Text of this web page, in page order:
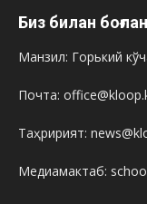
Биз билан
Манзил: Горький
Почта:
Таҳририят:
Медиамактаб: